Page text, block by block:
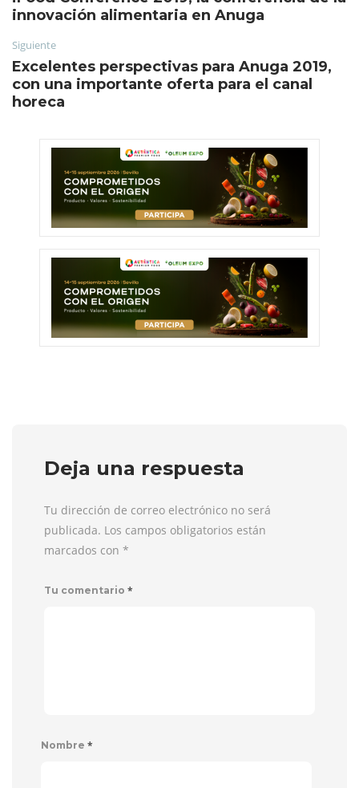
innovación alimentaria en Anuga
Siguiente
Excelentes perspectivas para Anuga 2019,
con una importante oferta para el canal
horeca
Deja una respuesta
Tu dirección de correo electrónico no será
publicada. Los campos obligatorios están
marcados con *
Tu comentario *
Nombre *